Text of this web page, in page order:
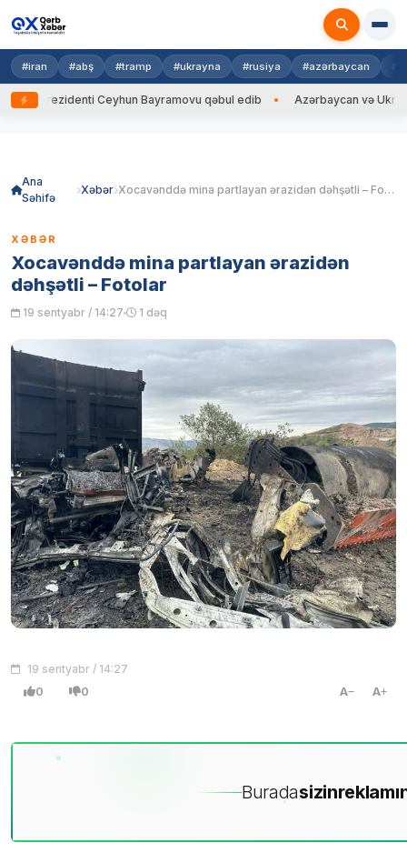
#iran #abş #tramp #ukrayna #rusiya #azərbaycan
Ceyhun Bayramovu qəbul edib Azərbaycan və Ukrayna XİN
Ana
Səhifə
Xəbər Xocavənddə mina partlayan ərazidən dəhşətli – Fotolar
XƏBƏR
Xocavənddə mina partlayan ərazidən
dəhşətli – Fotolar
19 sentyabr / 14:27 1 dəq
19 sentyabr / 14:27
0 0 A A
Buradasizin